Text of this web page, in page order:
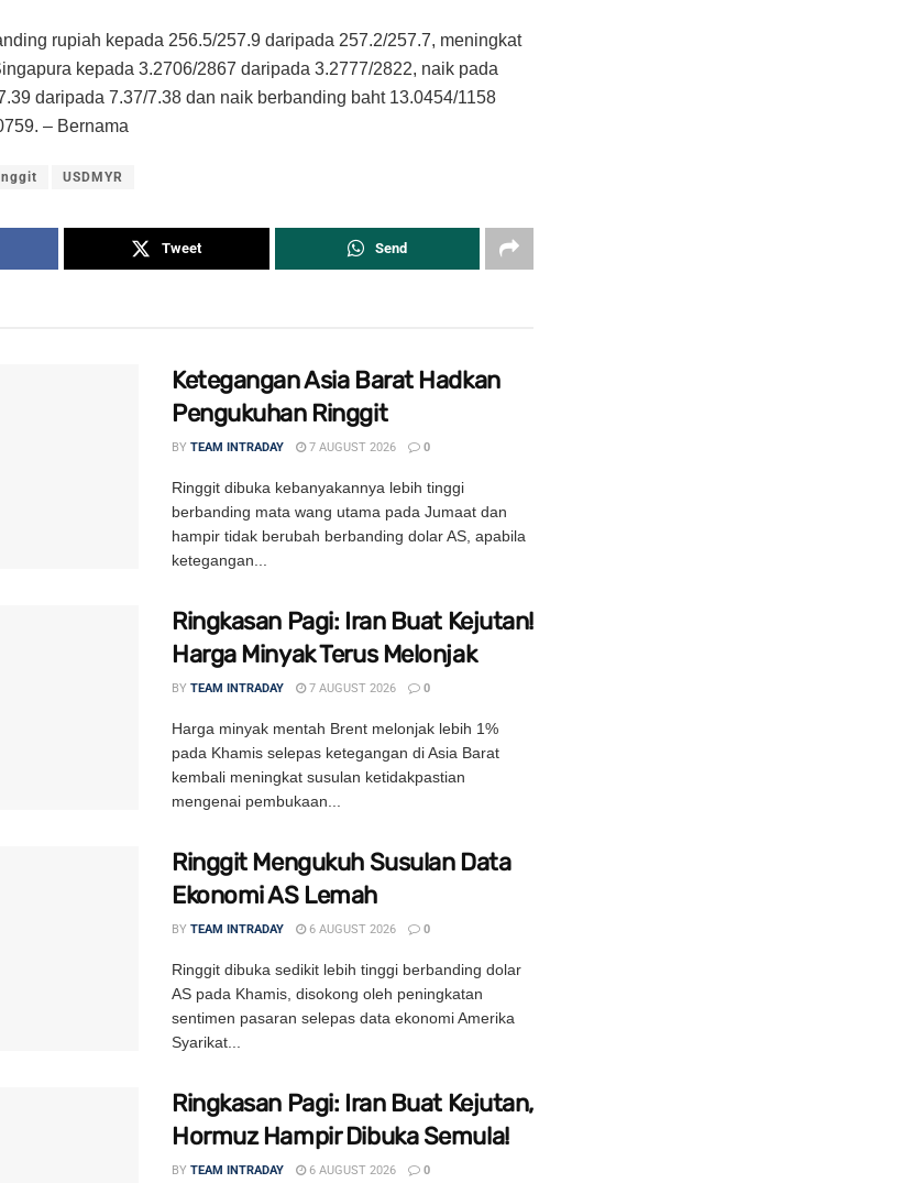
rupiah kepada 256.5/257.9 daripada 257.2/257.7, meningkat
kepada 3.2706/2867 daripada 3.2777/2822, naik pada
daripada 7.37/7.38 dan naik berbanding baht 13.0454/1158
– Bernama
USDMYR
Tweet Send
Ketegangan Asia Barat Hadkan
Pengukuhan Ringgit
BY TEAM INTRADAY 7 AUGUST 2026 0
Ringgit dibuka kebanyakannya lebih tinggi
berbanding mata wang utama pada Jumaat dan
hampir tidak berubah berbanding dolar AS, apabila
ketegangan...
Ringkasan Pagi: Iran Buat Kejutan!
Harga Minyak Terus Melonjak
BY TEAM INTRADAY 7 AUGUST 2026 0
Harga minyak mentah Brent melonjak lebih 1%
pada Khamis selepas ketegangan di Asia Barat
kembali meningkat susulan ketidakpastian
mengenai pembukaan...
Ringgit Mengukuh Susulan Data
Ekonomi AS Lemah
BY TEAM INTRADAY 6 AUGUST 2026 0
Ringgit dibuka sedikit lebih tinggi berbanding dolar
AS pada Khamis, disokong oleh peningkatan
sentimen pasaran selepas data ekonomi Amerika
Syarikat...
Ringkasan Pagi: Iran Buat Kejutan,
Hormuz Hampir Dibuka Semula!
BY TEAM INTRADAY 6 AUGUST 2026 0